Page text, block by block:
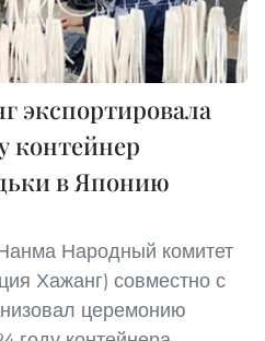
экспортировала
контейнер
в Японию
Народный комитет
Хажанг) совместно с
церемонию